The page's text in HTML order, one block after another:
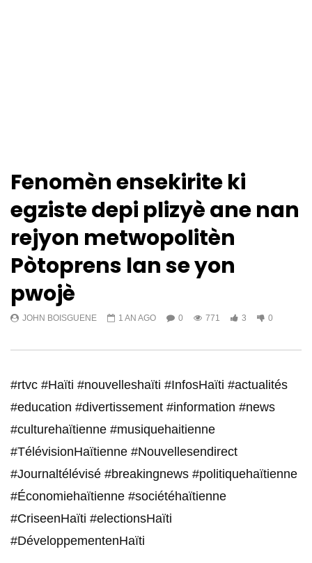
Fenomèn ensekirite ki
egziste depi plizyè ane nan
rejyon metwopolitèn
Pòtoprens lan se yon
pwojè
JOHN BOISGUENE 1 AN AGO 0 771 3 0
#rtvc #Haïti #nouvelleshaïti #InfosHaïti #actualités
#education #divertissement #information #news
#culturehaïtienne #musiquehaitienne
#TélévisionHaïtienne #Nouvellesendirect
#Journaltélévisé #breakingnews #politiquehaïtienne
#Économiehaïtienne #sociétéhaïtienne
#CriseenHaïti #electionsHaïti
#DéveloppementenHaïti